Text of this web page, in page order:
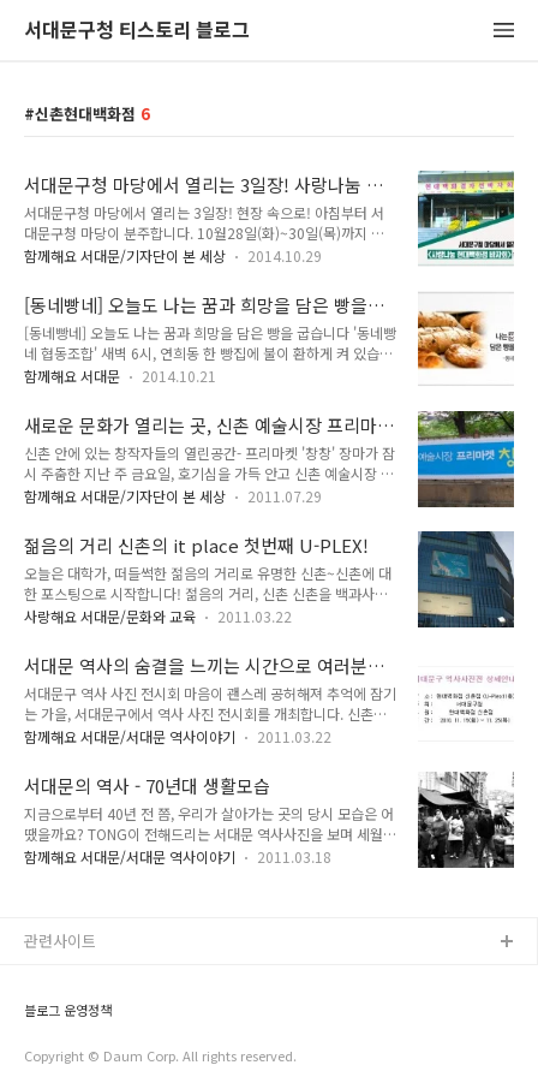
서대문구청 티스토리 블로그
신촌현대백화점 6
서대문구청 마당에서 열리는 3일장! 사랑나눔 현
대백화점 바자회 현장 속으로!
서대문구청 마당에서 열리는 3일장! 현장 속으로! 아침부터 서
대문구청 마당이 분주합니다. 10월28일(화)~30일(목)까지 가
열리기 때문이지요. 벌써 7년째 열리는 자선바자회는 판매수익
게 사랑과 나눔을 전하는 의미있는 행사에 TONG이 다녀왔습니
다! 신촌현대백화점에서 제공하는 이번 바자회 물품은 의류, 잡
화, 식품 등 55종인데요, 백화점 행사가로 저렴하게 판매합니다.
어떤 물품들이 있는지 알아 볼까요? 신선한 무화과, 사과 등 과
일과 조미쥐포 등 건어물과 견과류, 아이들의 간식거리 등이 저
을 찾은 분들이 가장 먼저 지갑을 열었던 코너는 와이셔츠 판매
대였습니다. 색상과 디자인이 다양하게 ..
함께해요 서대문/기자단이 본 세상 2014.10.29
[동네빵네] 오늘도 나는 꿈과 희망을 담은 빵을
굽습니다 '동네빵네 협동조합
[동네빵네] 오늘도 나는 꿈과 희망을 담은 빵을 굽습니다 '동네빵
네 협동조합' 새벽 6시, 연희동 한 빵집에 불이 환하게 켜 있습니
다. 출근과 등교로 바쁜 손님들에게 갓 구운 따뜻한 빵을 드리기
는 가게는 동네 빵집들이랍니다. (출처 KBS 2TV 다큐멘터리 3
일 캡쳐) 1990년대 이후 대기업 프랜차이즈 제과점이 우후죽순
늘어나면서 골목을 지켜온 많은 동네 빵집들이 문을 닫게 되었
죠. 브랜드 파워를 앞세운 대기업의 마케팅과 자본력을 소상공인
들이 감당할 수 없었기 때문입니다. 작은 가게에서 몇 개 안되는
생산해내기란 정말 어려운 문제였고, 과제였지요. 하지만, 11명
의 사장님들은 ..
함께해요 서대문 2014.10.21
새로운 문화가 열리는 곳, 신촌 예술시장 프리마
켓 '창창'에 다녀와보니
신촌 안에 있는 창작자들의 열린공간- 프리마켓 '창창' 장마가 잠
시 주춤한 지난 주 금요일, 호기심을 가득 안고 신촌 예술시장 프
리마켓 행사에 다녀왔어요. ^^ 이 무슨 뜻일까 궁금하시죠? 신
만들어서 그 이름이 '창창'이라고 합니다. 은 예술시장 프리마켓
으로 한 달에 한 번 정기적으로 신촌현대백화점 뒤 창천공원에서
열린다고 하네요. 생활창작품들을 전시하고 창작공연도 있다고
하니 다양한 문화활동을 즐길 수 있을 것 같네요. 7월에는 비로
한주 연기되어 넷째 주 금요일인 22일에 열려서 찾아가 보았어
재치 넘치는 생활창작품을 전시하고 판매하는 시장으로 공연, 생
활창작워크샾, 기획전시..
함께해요 서대문/기자단이 본 세상 2011.07.29
젊음의 거리 신촌의 it place 첫번째 U-PLEX!
오늘은 대학가, 떠들썩한 젊음의 거리로 유명한 신촌~신촌에 대
한 포스팅으로 시작합니다! 젊음의 거리, 신촌 신촌을 백과사전
에서 검색해보면요~ 이렇게 나온답니다. 서울의 부심(副心)중
신촌 토박이예요. 신촌에 대해 궁금하신 점 있으시면 언제든지
TONG 에디터에게 연락주시길! 댓글도 좋고 쪽지도 좋아요 ^^
신촌에 살면서 제일 좋은 점 하나만 꼽으라면 바로 '교통'이예요.
신촌로터리는 도심과 영등포를 잇는 길목인데다, 마포와 서강으
로 연결되는 곳이기도 하여 교통의 중심지가 된답니다! 인근에
신촌로터리에서 이들 대학으로 연결되는 도로를 따라 백화점은
물론 각종 상점이 밀집해 있어 ..
사랑해요 서대문/문화와 교육 2011.03.22
서대문 역사의 숨결을 느끼는 시간으로 여러분을
안내합니다!
서대문구 역사 사진 전시회 마음이 괜스레 공허해져 추억에 잠기
는 가을, 서대문구에서 역사 사진 전시회를 개최합니다. 신촌로
터리, 독립문 등 평소 느끼지 못하고 무심코 지나친 거리의 50년
전시하여, 과거의 아름다운 향수와 눈부시게 발전한 우리 고장을
다시 한 번 느끼고자 서대문구 역사사진 전시회를 열었답니다.
매 사진 한 장, 한 장에 담겨있는 이야기 속으로 함께 되돌아 가
셔서 이 땅위에 살아오신 우리 부모님의 희노애락과 역사의 숨결
을 어루만져 보는 아름다운 시간으로 여러분을 안내하고있어요
함께해요 서대문/서대문 역사이야기 2011.03.22
서대문의 역사 - 70년대 생활모습
지금으로부터 40년 전 쯤, 우리가 살아가는 곳의 당시 모습은 어
땠을까요? TONG이 전해드리는 서대문 역사사진을 보며 세월과
옛 모습의 짙은 향수를 느껴보세요 ^^* 70년대 사람들의 정겨
는 달리, 당시에는 시장 골목골목을 돌아다니며 물건을 일일히
촉하게 젖어있는 땅을 밟으며 지나가는 사람들의 모습이 웬지 낯
함께해요 서대문/서대문 역사이야기 2011.03.18
블로그 운영정책
Copyright © Daum Corp. All rights reserved.
관련사이트